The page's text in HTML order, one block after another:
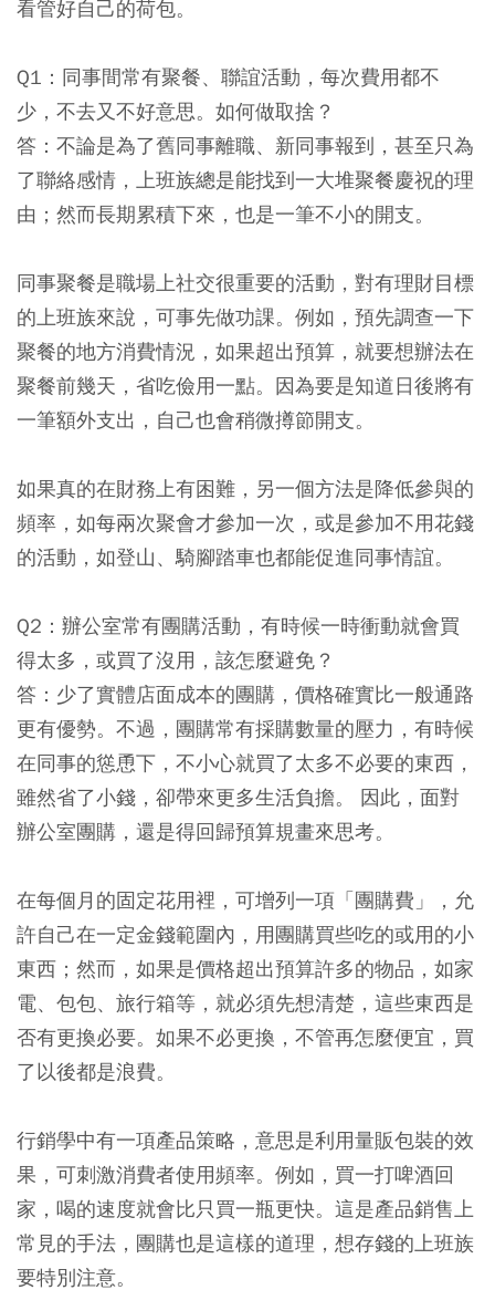
看管好自己的荷包。
Q1：同事間常有聚餐、聯誼活動，每次費用都不
少，不去又不好意思。如何做取捨？
答：不論是為了舊同事離職、新同事報到，甚至只為
了聯絡感情，上班族總是能找到一大堆聚餐慶祝的理
由；然而長期累積下來，也是一筆不小的開支。
同事聚餐是職場上社交很重要的活動，對有理財目標
的上班族來說，可事先做功課。例如，預先調查一下
聚餐的地方消費情況，如果超出預算，就要想辦法在
聚餐前幾天，省吃儉用一點。因為要是知道日後將有
一筆額外支出，自己也會稍微撙節開支。
如果真的在財務上有困難，另一個方法是降低參與的
頻率，如每兩次聚會才參加一次，或是參加不用花錢
的活動，如登山、騎腳踏車也都能促進同事情誼。
Q2：辦公室常有團購活動，有時候一時衝動就會買
得太多，或買了沒用，該怎麼避免？
答：少了實體店面成本的團購，價格確實比一般通路
更有優勢。不過，團購常有採購數量的壓力，有時候
在同事的慫恿下，不小心就買了太多不必要的東西，
雖然省了小錢，卻帶來更多生活負擔。 因此，面對
辦公室團購，還是得回歸預算規畫來思考。
在每個月的固定花用裡，可增列一項「團購費」，允
許自己在一定金錢範圍內，用團購買些吃的或用的小
東西；然而，如果是價格超出預算許多的物品，如家
電、包包、旅行箱等，就必須先想清楚，這些東西是
否有更換必要。如果不必更換，不管再怎麼便宜，買
了以後都是浪費。
行銷學中有一項產品策略，意思是利用量販包裝的效
果，可刺激消費者使用頻率。例如，買一打啤酒回
家，喝的速度就會比只買一瓶更快。這是產品銷售上
常見的手法，團購也是這樣的道理，想存錢的上班族
要特別注意。